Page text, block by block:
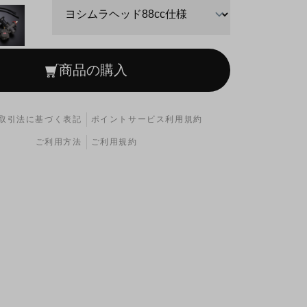
商品の購入
引法に基づく表記 ポイントサービス利用規約
ご利用方法 ご利用規約